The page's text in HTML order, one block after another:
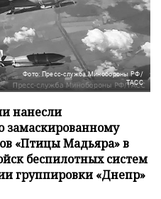
Фото: Пресс-служба Минобороны РФ/
ТАСС
нанесли
замаскированному
«Птицы Мадьяра» в
беспилотных систем
группировки «Днепр»